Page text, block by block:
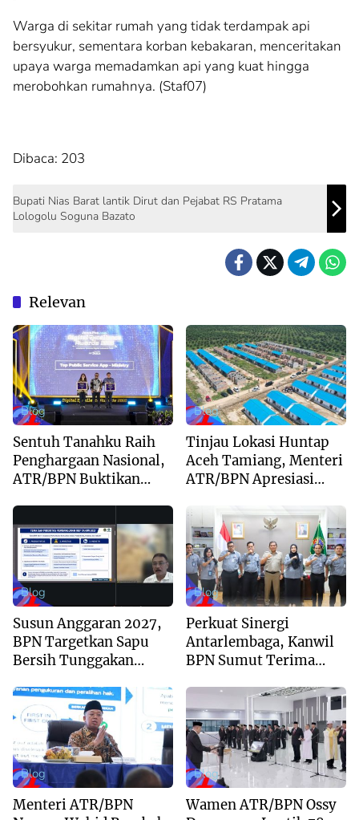
Warga di sekitar rumah yang tidak terdampak api
bersyukur, sementara korban kebakaran, menceritakan
upaya warga memadamkan api yang kuat hingga
merobohkan rumahnya. (Staf07)
Dibaca: 203
Bupati Nias Barat lantik Dirut dan Pejabat RS Pratama
Lologolu Soguna Bazato
Relevan
Blog
Sentuh Tanahku Raih
Penghargaan Nasional,
ATR/BPN Buktikan
Blog
Tinjau Lokasi Huntap
Aceh Tamiang, Menteri
ATR/BPN Apresiasi
Buddha Tzu Chi dan
Aguan
Blog
Susun Anggaran 2027,
BPN Targetkan Sapu
Bersih Tunggakan
Kepastian Waktu
Layanan
Blog
Perkuat Sinergi
Antarlembaga, Kanwil
BPN Sumut Terima
Peninggalan
Blog
Menteri ATR/BPN
Blog
Wamen ATR/BPN Ossy